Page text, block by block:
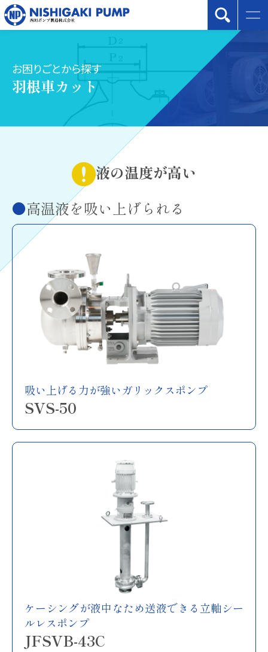
お困りごとから探す
羽根車カット
液の温度が高い
高温液を吸い上げられる
吸い上げる力が強いガリックスポンプ
SVS-50
ケーシングが液中なため送液できる立軸シー
ルレスポンプ
JFSVB-43C